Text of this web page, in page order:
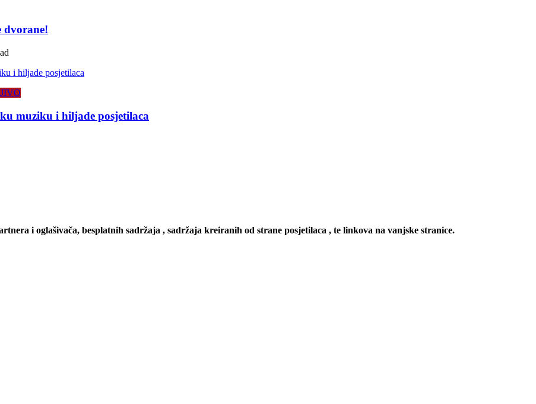
dvorane!
muziku i hiljade posjetilaca
i oglašivača, besplatnih sadržaja , sadržaja kreiranih od strane posjetilaca , te linkova na vanjske stranice.